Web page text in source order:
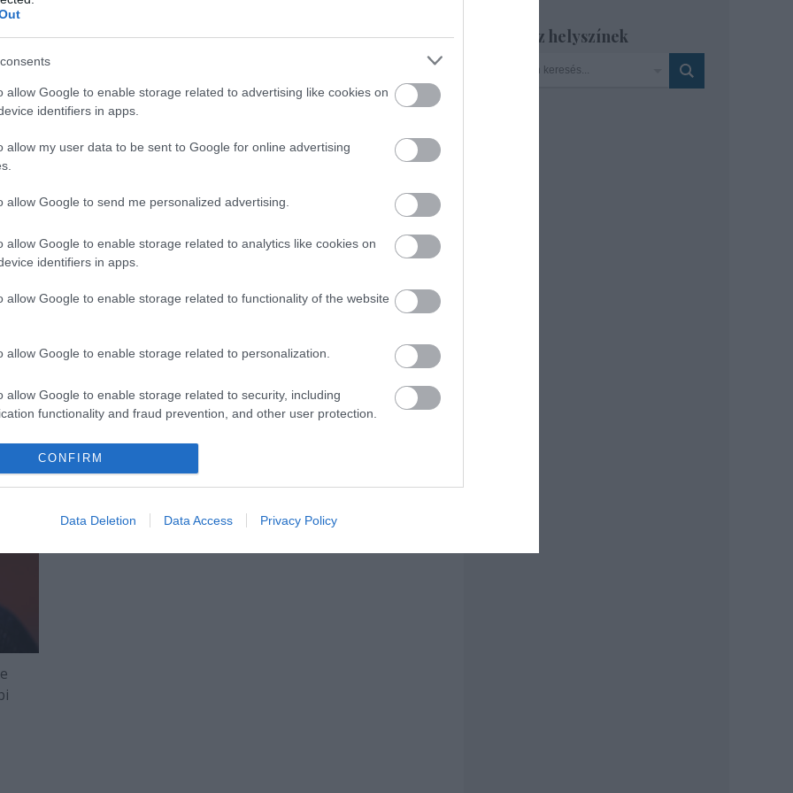
allow Google to enable storage related to advertising like cookies on
identifiers in apps.
allow my user data to be sent to Google for online advertising
allow Google to send me personalized advertising.
allow Google to enable storage related to analytics like cookies on
identifiers in apps.
allow Google to enable storage related to functionality of the website
allow Google to enable storage related to personalization.
allow Google to enable storage related to security, including
functionality and fraud prevention, and other user protection.
CONFIRM
Data Deletion Data Access Privacy Policy
Ács Tamás színművész adja elő a soproni Petőfi Színház
történetét adja elő október 23-án, a Vígszínház Házi
Színpadán.
Szinház helyszínek